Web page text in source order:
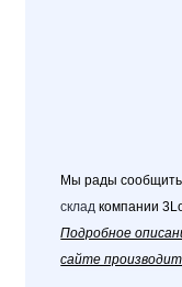
Мы рады сообщить
склад компании
Подробное
сайте